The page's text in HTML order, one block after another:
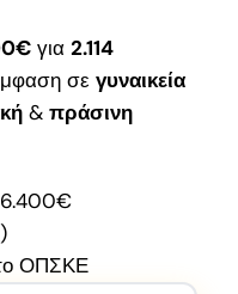
για 2.114
σε γυναικεία
& πράσινη
6.400€
ΟΠΣΚΕ